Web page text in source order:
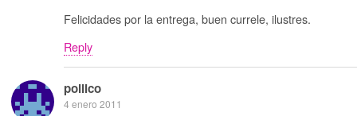
Felicidades por la entrega, buen currele, ilustres.
Reply
pollico
4 enero 2011